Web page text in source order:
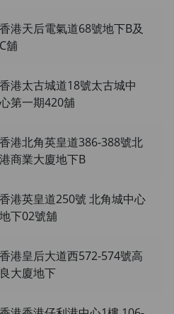
香港天后電氣道68號地下B及
C舖
香港太古城道18號太古城中
心第一期420舖
香港北角英皇道386-388號北
港商業大廈地下B
香港英皇道250號 北角城中心
地下02號舖
香港皇后大道西572-574號高
良大廈地下